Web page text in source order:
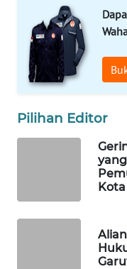
Pilihan Editor
MAWAKA
ID
MARTABAT
NET
LPKKI